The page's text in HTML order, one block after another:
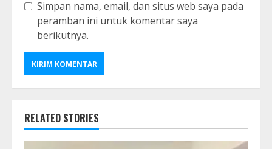
Simpan nama, email, dan situs web saya pada
peramban ini untuk komentar saya
berikutnya.
RELATED STORIES